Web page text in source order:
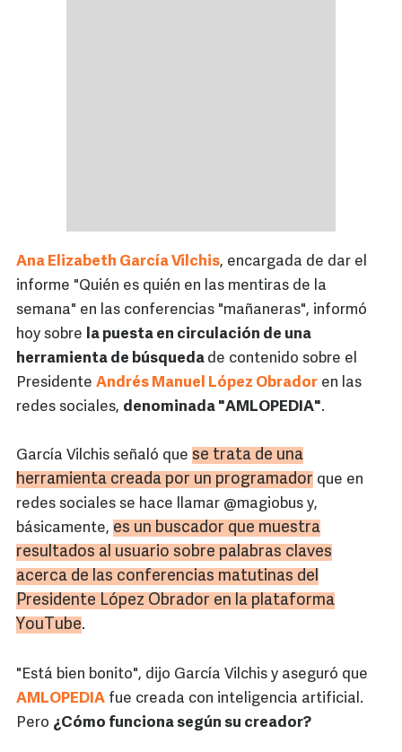
Ana Elizabeth García Vilchis, encargada de dar el
informe "Quién es quién en las mentiras de la
semana" en las conferencias "mañaneras", informó
hoy sobre la puesta en circulación de una
herramienta de búsqueda de contenido sobre el
Presidente Andrés Manuel López Obrador en las
redes sociales, denominada "AMLOPEDIA".
García Vilchis señaló que se trata de una
herramienta creada por un programador que en
redes sociales se hace llamar @magiobus y,
básicamente, es un buscador que muestra
resultados al usuario sobre palabras claves
acerca de las conferencias matutinas del
Presidente López Obrador en la plataforma
YouTube.
"Está bien bonito", dijo García Vilchis y aseguró que
AMLOPEDIA fue creada con inteligencia artificial.
Pero ¿Cómo funciona según su creador?